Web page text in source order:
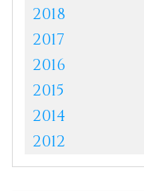
2018
2017
2016
2015
2014
2012